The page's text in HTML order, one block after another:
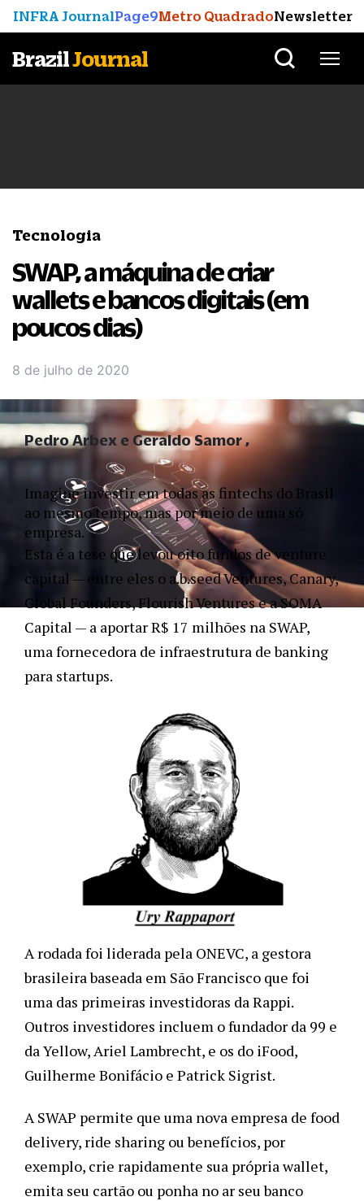
INFRA JournalPage9Metro QuadradoNewsletter
BrazilJournal
Tecnologia
SWAP, a máquina de criar
wallets e bancos digitais (em
poucos dias)
8 de julho de 2020
Imagine investir em todas as fintechs do Brasil
ao mesmo tempo, mas por meio de uma só
empresa.
Esta é a tese que levou oito fundos de venture
capital — entre eles o a.b.seed Ventures, Canary,
Global Founders, Flourish Ventures e a SOMA
Capital — a aportar R$ 17 milhões na SWAP,
uma fornecedora de infraestrutura de banking
para startups.
A rodada foi liderada pela ONEVC, a gestora
brasileira baseada em São Francisco que foi
uma das primeiras investidoras da Rappi.
Outros investidores incluem o fundador da 99 e
da Yellow, Ariel Lambrecht, e os do iFood,
Guilherme Bonifácio e Patrick Sigrist.
A SWAP permite que uma nova empresa de food
delivery, ride sharing ou benefícios, por
exemplo, crie rapidamente sua própria wallet,
emita seu cartão ou ponha no ar seu banco
Pedro Arbex e Geraldo Samor